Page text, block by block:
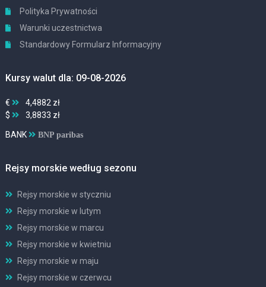
Polityka Prywatności
Warunki uczestnictwa
Standardowy Formularz Informacyjny
Kursy walut dla: 09-08-2026
€
4,4882 zł
$
3,8833 zł
BANK BNP paribas
Rejsy morskie według sezonu
Rejsy morskie w styczniu
Rejsy morskie w lutym
Rejsy morskie w marcu
Rejsy morskie w kwietniu
Rejsy morskie w maju
Rejsy morskie w czerwcu